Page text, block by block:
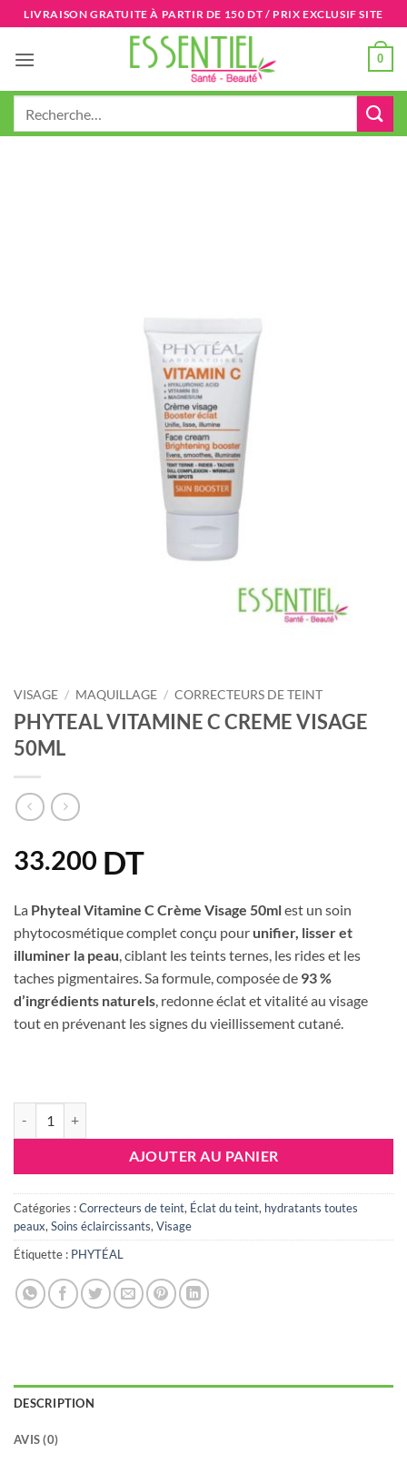
Passer
au
contenu
LIVRAISON GRATUITE À PARTIR DE 150 DT / PRIX EXCLUSIF SITE
0
VISAGE / MAQUILLAGE / CORRECTEURS DE TEINT
PHYTEAL VITAMINE C CREME VISAGE
50ML
33.200 DT
La Phyteal Vitamine C Crème Visage 50mlest un soin
phytocosmétique complet conçu pour unifier, lisser et
illuminer la peau , ciblant les teints ternes, les rides et les
taches pigmentaires. Sa formule, composée de 93 %
d’ingrédients naturels , redonne éclat et vitalité au visage
tout en prévenant les signes du vieillissement cutané.
AJOUTER AU PANIER
Catégories :Correcteurs de teint, Éclat du teint, hydratants toutes
peaux, Soins éclaircissants, Visage
Étiquette : PHYTÉAL
DESCRIPTION
AVIS (0)